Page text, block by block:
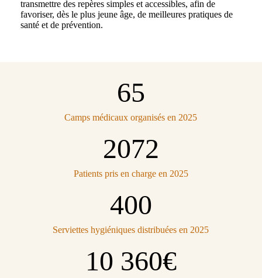
transmettre des repères simples et accessibles, afin de
favoriser, dès le plus jeune âge, de meilleures pratiques de
santé et de prévention.
65
Camps médicaux organisés en 2025
2072
Patients pris en charge en 2025
400
Serviettes hygiéniques distribuées en 2025
10 360€